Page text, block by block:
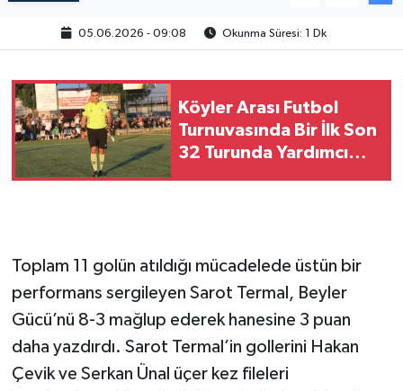
05.06.2026 - 09:08 Okunma Süresi: 1 Dk
Köyler Arası Futbol
Turnuvasında Bir İlk Son
32 Turunda Yardımcı
Toplam 11 golün atıldığı mücadelede üstün bir
performans sergileyen Sarot Termal, Beyler
Gücü’nü 8-3 mağlup ederek hanesine 3 puan
daha yazdırdı. Sarot Termal’in gollerini Hakan
Çevik ve Serkan Ünal üçer kez fileleri